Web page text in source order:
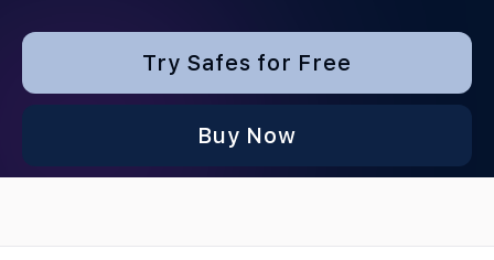
Try Safes for Free
Buy Now